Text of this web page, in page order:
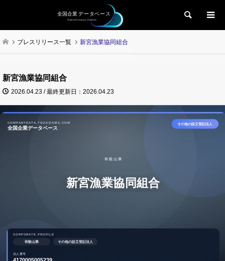
検索
プレスリリース一覧 新宮漁業協同組合
新宮漁業協同組合
2026.04.23 / 最終更新日：2026.04.23